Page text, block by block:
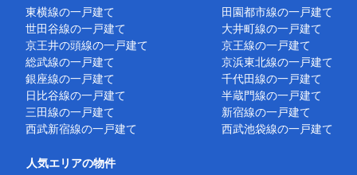
東横線の一戸建て
田園都市線の一戸建て
世田谷線の一戸建て
大井町線の一戸建て
京王井の頭線の一戸建て
京王線の一戸建て
総武線の一戸建て
京浜東北線の一戸建て
銀座線の一戸建て
千代田線の一戸建て
日比谷線の一戸建て
半蔵門線の一戸建て
三田線の一戸建て
新宿線の一戸建て
西武新宿線の一戸建て
西武池袋線の一戸建て
人気エリアの物件